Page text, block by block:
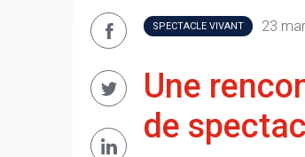
SPECTACLE VIVANT 23
Une
de